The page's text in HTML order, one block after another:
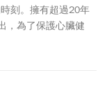
刻。擁有超過20年
，為了保護心臟健
他提醒，許多人習